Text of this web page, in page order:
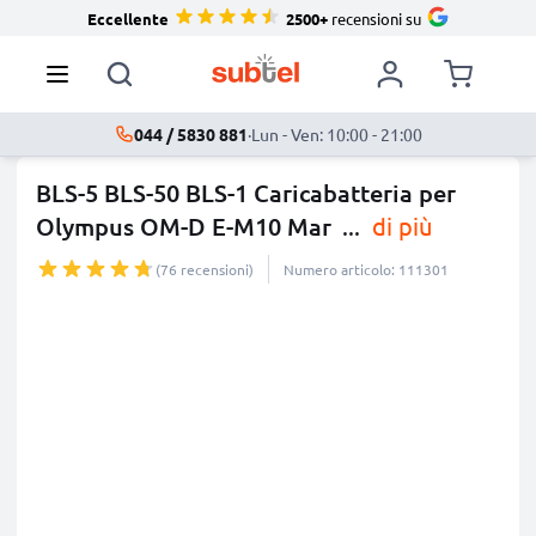
Eccellente 2500+recensioni su
044 / 5830 881·Lun - Ven: 10:00 - 21:00
BLS-5 BLS-50 BLS-1 Caricabatteria per
Olympus OM-D E-M10 Mar ... di più
(76 recensioni) Numero articolo: 111301